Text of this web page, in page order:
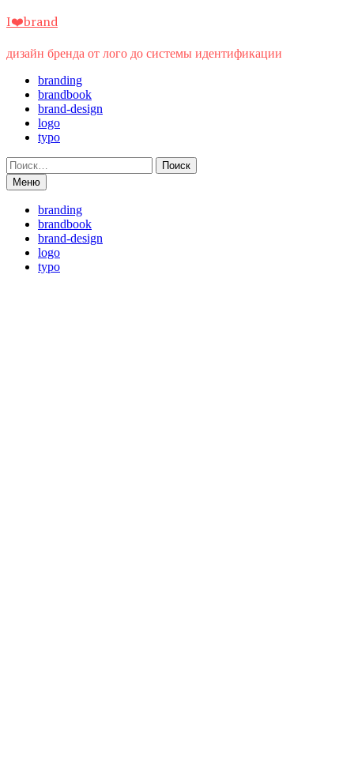
Перейти
содержимому
I❤️brand
дизайн бренда от лого до системы идентификации
branding
brandbook
brand-design
logo
typo
Найти:
Меню
branding
brandbook
brand-design
logo
typo